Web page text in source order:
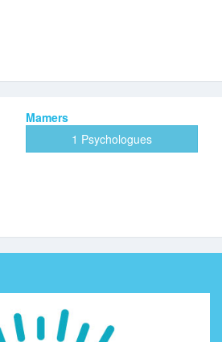
Mamers
1 Psychologues